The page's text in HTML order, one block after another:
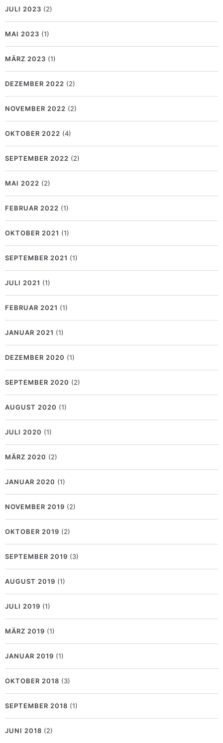
JULI 2023 (2)
MAI 2023 (1)
MÄRZ 2023 (1)
DEZEMBER 2022 (2)
NOVEMBER 2022 (2)
OKTOBER 2022 (4)
SEPTEMBER 2022 (2)
MAI 2022 (2)
FEBRUAR 2022 (1)
OKTOBER 2021 (1)
SEPTEMBER 2021 (1)
JULI 2021 (1)
FEBRUAR 2021 (1)
JANUAR 2021 (1)
DEZEMBER 2020 (1)
SEPTEMBER 2020 (2)
AUGUST 2020 (1)
JULI 2020 (1)
MÄRZ 2020 (2)
JANUAR 2020 (1)
NOVEMBER 2019 (2)
OKTOBER 2019 (2)
SEPTEMBER 2019 (3)
AUGUST 2019 (1)
JULI 2019 (1)
MÄRZ 2019 (1)
JANUAR 2019 (1)
OKTOBER 2018 (3)
SEPTEMBER 2018 (1)
JUNI 2018 (2)